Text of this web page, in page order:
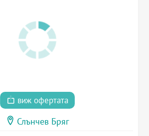
виж офертата
Слънчев Бряг